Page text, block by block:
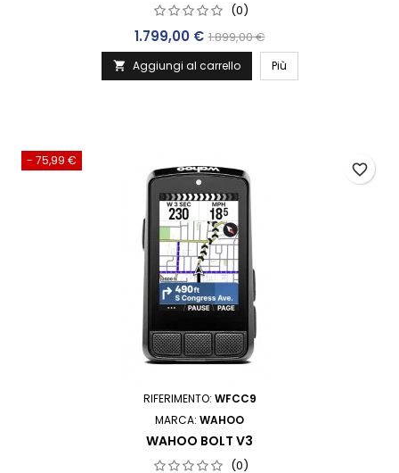
(0)
Prezzo
1.799,00 € Prezzo base
1.899,00 €
 Aggiungi al carrello Più
- 75,99 €
RIFERIMENTO: WFCC9
MARCA: WAHOO
WAHOO BOLT V3
(0)
favorite_border